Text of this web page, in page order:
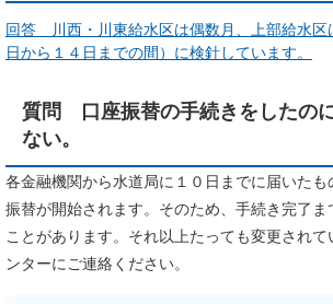
回答 川西・川東給水区は偶数月、上部給水区
日から１４日までの間）に検針しています。
質問 口座振替の手続きをしたの
ない。
各金融機関から水道局に１０日までに届いた
振替が開始されます。そのため、手続き完了ま
ことがあります。それ以上たっても変更され
ンターにご連絡ください。